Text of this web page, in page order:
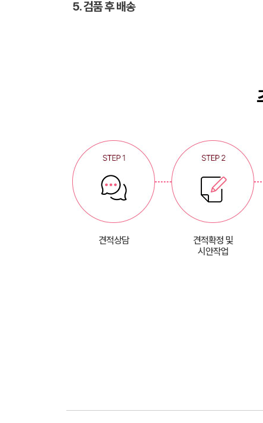
5. 검품 후 배송
견적상담
견적확정 및
시안작업